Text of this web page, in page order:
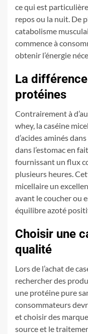
ce qui est
repos ou la nuit. De
catabolisme
commence à
obtenir l’énergie
La
protéines
Contrairement à
whey, la caséine
d’acides aminés
dans l’estomac en
fournissant un flux
plusieurs heures.
micellaire un
avant le coucher ou
équilibre azoté
Choisir une
qualité
Lors de l’achat de
rechercher des
une protéine pure
consommateurs
et choisir des
source et le